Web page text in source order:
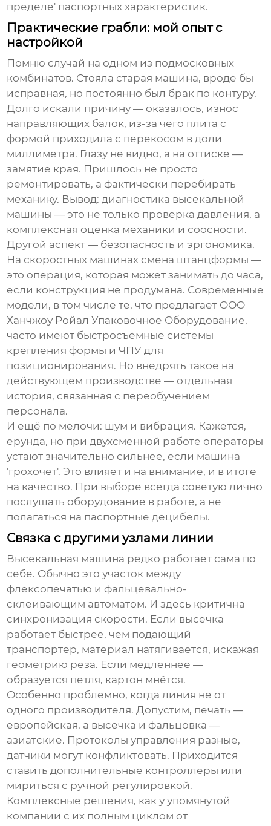
пределе' паспортных характеристик.
Практические грабли: мой опыт с
настройкой
Помню случай на одном из подмосковных
комбинатов. Стояла старая машина, вроде бы
исправная, но постоянно был брак по контуру.
Долго искали причину — оказалось, износ
направляющих балок, из-за чего плита с
формой приходила с перекосом в доли
миллиметра. Глазу не видно, а на оттиске —
замятие края. Пришлось не просто
ремонтировать, а фактически перебирать
механику. Вывод: диагностика высекальной
машины — это не только проверка давления, а
комплексная оценка механики и соосности.
Другой аспект — безопасность и эргономика.
На скоростных машинах смена штанцформы —
это операция, которая может занимать до часа,
если конструкция не продумана. Современные
модели, в том числе те, что предлагает ООО
Ханчжоу Ройал Упаковочное Оборудование,
часто имеют быстросъёмные системы
крепления формы и ЧПУ для
позиционирования. Но внедрять такое на
действующем производстве — отдельная
история, связанная с переобучением
персонала.
И ещё по мелочи: шум и вибрация. Кажется,
ерунда, но при двухсменной работе операторы
устают значительно сильнее, если машина
'грохочет'. Это влияет и на внимание, и в итоге
на качество. При выборе всегда советую лично
послушать оборудование в работе, а не
полагаться на паспортные децибелы.
Связка с другими узлами линии
Высекальная машина редко работает сама по
себе. Обычно это участок между
флексопечатью и фальцевально-
склеивающим автоматом. И здесь критична
синхронизация скорости. Если высечка
работает быстрее, чем подающий
транспортер, материал натягивается, искажая
геометрию реза. Если медленнее —
образуется петля, картон мнётся.
Особенно проблемно, когда линия не от
одного производителя. Допустим, печать —
европейская, а высечка и фальцовка —
азиатские. Протоколы управления разные,
датчики могут конфликтовать. Приходится
ставить дополнительные контроллеры или
мириться с ручной регулировкой.
Комплексные решения, как у упомянутой
компании с их полным циклом от